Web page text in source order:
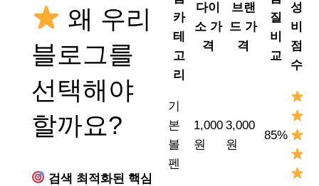
왜 우리
블로그를
선택해야
할까요?
검색 최적화된 핵심
카
테
고
리
다이
소 가
격
브랜
드 가
격
질
비
교
성
비
점
수
기
본
볼
펜
1,000
원
3,000
원
85%